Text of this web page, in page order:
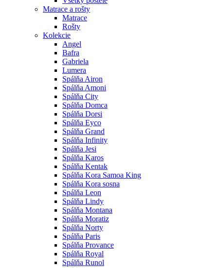
Matrace a rošty
Matrace
Rošty
Kolekcie
Angel
Bafra
Gabriela
Lumera
Spálňa Airon
Spálňa Amoni
Spálňa City
Spálňa Domca
Spálňa Dorsi
Spálňa Eyco
Spálňa Grand
Spálňa Infinity
Spálňa Jesi
Spálňa Karos
Spálňa Kentak
Spálňa Kora Samoa King
Spálňa Kora sosna
Spálňa Leon
Spálňa Lindy
Spálňa Montana
Spálňa Moratiz
Spálňa Norty
Spálňa Paris
Spálňa Provance
Spálňa Royal
Spálňa Runol